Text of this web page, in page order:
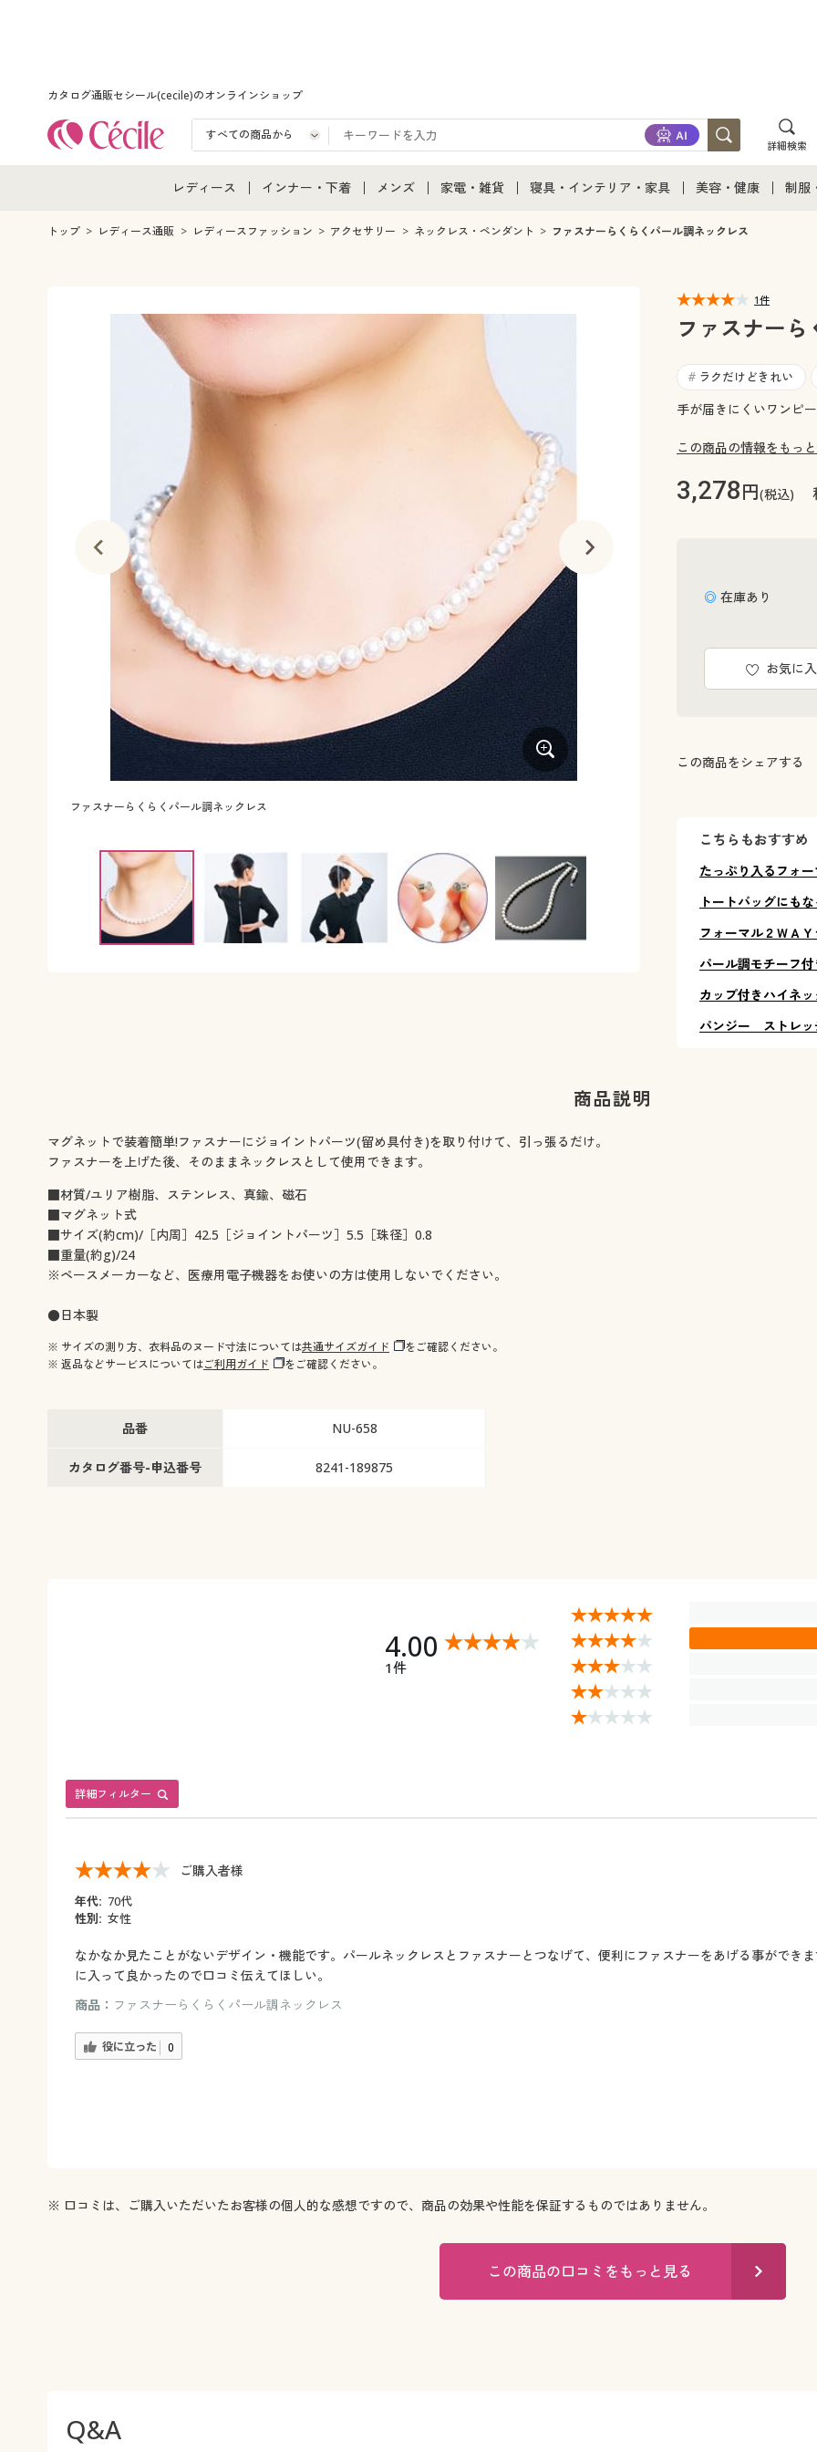
カタログ通販セシール(cecile)のオンラインショップ
詳細検索
レディース
レディース通販すべて
女性下着
インナー・下着
インナー・下着通販すべて
メンズ下着
ジュニア・ティーンズ下着
メンズ
メンズ通販すべて
メンズ下着
家電・雑貨
家電・雑貨すべて
キッチン・雑貨・日用品
寝具・インテリア・家具
寝具・インテリア・家具通販すべて
寝具・ベッド
カーテン・ラグ・ファブリック
美容・健康
美容・健康通販すべ
制服
ジ
トップ レディース通販 レディースファッション アクセサリー ネックレス・ペンダント ファスナーらくらくパール調ネックレス
ファスナーらくらくパール調ネックレス
1件
ファスナー
# ラクだけどきれい
手が届きにくいワンピ
この商品の情報をもっ
3,278円(税込)
◎ 在庫あり
お気に
この商品をシェアする
こちらもおすすめ
たっぷり入るフォ
トートバッグにも
フォーマル２ＷＡ
パール調モチーフ
カップ付きハイネ
パンジー ストレ
商品説明
マグネットで装着簡単!ファスナーにジョイントパーツ(留め具付き)を取り付けて、引っ張るだけ。
ファスナーを上げた後、そのままネックレスとして使用できます。
■材質/ユリア樹脂、ステンレス、真鍮、磁石
■マグネット式
■サイズ(約cm)/［内周］42.5［ジョイントパーツ］5.5［珠径］0.8
■重量(約g)/24
※ペースメーカーなど、医療用電子機器をお使いの方は使用しないでください。
●日本製
※ サイズの測り方、衣料品のヌード寸法については共通サイズガイド
をご確認ください。
※ 返品などサービスについてはご利用ガイド をご確認ください。
品番 NU-658
カタログ番号-申込番号 8241-189875
4.00
1件
詳細フィルター
ご購入者様
年代: 70代
性別: 女性
なかなか見たことがないデザイン・機能です。パールネックレスとファスナーとつなげて、便利にファスナーをあげる事ができ
に入って良かったので口コミ伝えてほしい。
商品： ファスナーらくらくパール調ネックレス
役に立った 0
※ 口コミは、ご購入いただいたお客様の個人的な感想ですので、商品の効果や性能を保証するものではありません。
この商品の口コミをもっと見る
Q&A